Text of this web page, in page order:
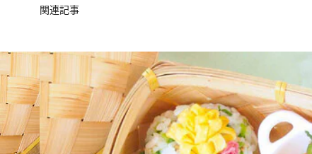
関連記事